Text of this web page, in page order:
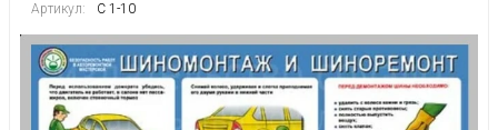
Артикул: С 1-10